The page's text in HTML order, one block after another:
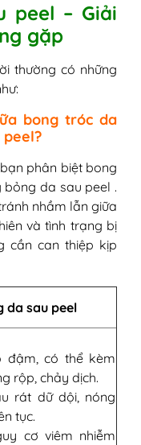
peel – Giải
gặp
thường có những
bong tróc da
phân biệt bong
da sau peel .
nhầm lẫn giữa
và tình trạng bị
cần can thiệp kịp
da sau peel
đậm, có thể kèm
rộp, chảy dịch.
rát dữ dội, nóng
tục.
cơ viêm nhiễm